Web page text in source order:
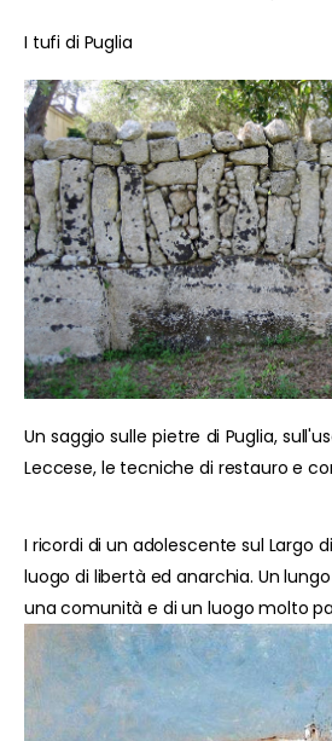
I tufi di Puglia
Un saggio sulle pietre di Puglia,
Leccese, le tecniche di restauro e
I ricordi di un adolescente sul Largo
luogo di libertà ed anarchia. Un
una comunità e di un luogo molto